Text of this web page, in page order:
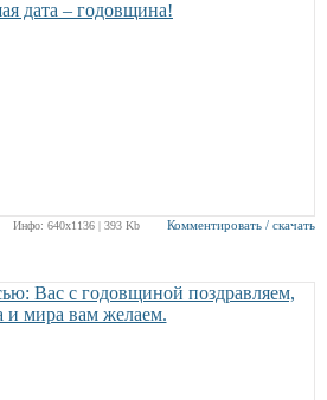
Инфо: 640х1136 | 393 Kb Комментировать / скачать